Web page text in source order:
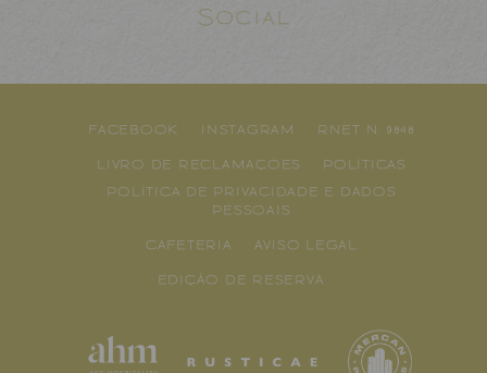
Social
FACEBOOK INSTAGRAM RNET N. 9848
LIVRO DE RECLAMAÇÕES POLÍTICAS
POLÍTICA DE PRIVACIDADE E DADOS
PESSOAIS
CAFETERIA AVISO LEGAL
EDIÇÃO DE RESERVA